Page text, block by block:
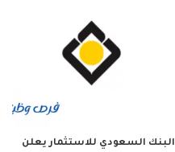
البنك السعودي للاستثمار يعلن